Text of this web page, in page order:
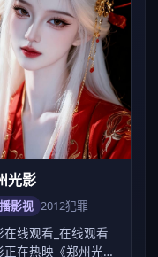
光影
影视 2012犯罪
在线观看_在线观看
正在热映《郑州光